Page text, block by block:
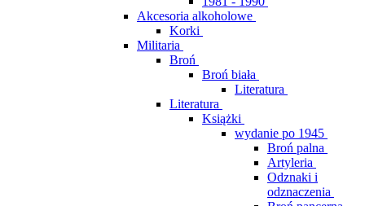
Akcesoria alkoholowe
Korki
Militaria
Broń
Broń biała
Literatura
Literatura
Książki
wydanie po 1945
Broń palna
Artyleria
Odznaki i
odznaczenia